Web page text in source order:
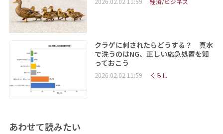
クラゲに刺されたらどうする？ 真水
で洗うのはNG、正しい応急処置を知
っておこう
2026.02.02 11:59 くらし
あわせて読みたい